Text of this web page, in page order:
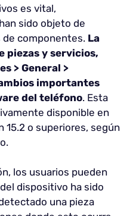
es vital,
sido objeto de
de componentes. La
piezas y servicios,
> General >
importantes
del teléfono. Esta
disponible en
15.2 o superiores, según
los usuarios pueden
dispositivo ha sido
una pieza